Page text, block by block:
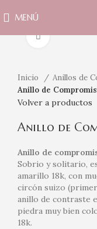
MENÚ
Clic para
Inicio Anillos de
Anillo de
Volver a productos
Anillo de
Anillo de
Sobrio y solitario,
amarillo 18k, con
circón suizo
anillo de contraste
piedra muy bien
18k.